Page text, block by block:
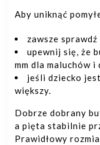
Aby uniknąć
zawsze
upewnij się, że
mm dla maluchów
jeśli dziecko
większy.
Dobrze dobrany
a pięta stabilnie
Prawidłowy